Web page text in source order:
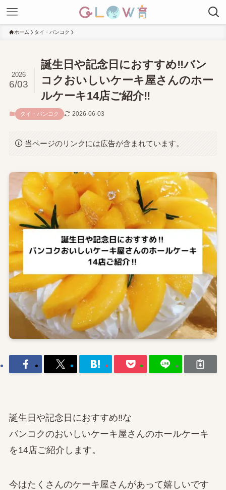
ホーム タイ・バンコク
誕生日や記念日におすすめ‼バン
コクおいしいケーキ屋さんのホー
ルケーキ14店ご紹介‼
2026
6/03
タイ・バンコク 2026-06-03
当ページのリンクには広告が含まれています。
誕生日や記念日におすすめ‼な
バンコクのおいしいケーキ屋さんのホールケーキ
を14店ご紹介します。
今はたくさんのケーキ屋さんがあって嬉しいです